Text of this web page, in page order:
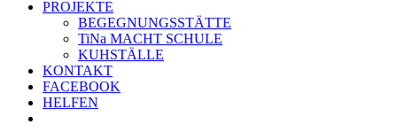
PROJEKTE
BEGEGNUNGSSTÄTTE
TiNa MACHT SCHULE
KUHSTÄLLE
KONTAKT
FACEBOOK
HELFEN